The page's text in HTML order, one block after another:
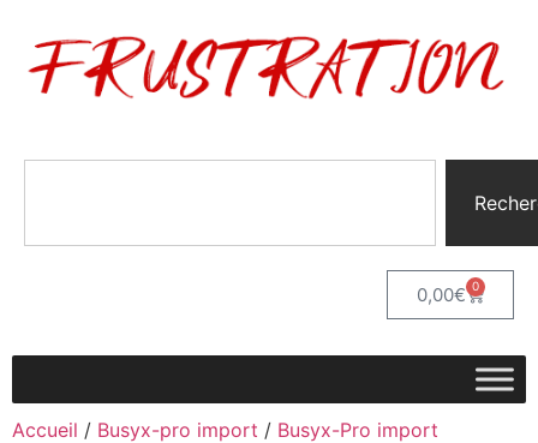
0,00€ 0
Accueil / Busyx-pro import / Busyx-Pro import